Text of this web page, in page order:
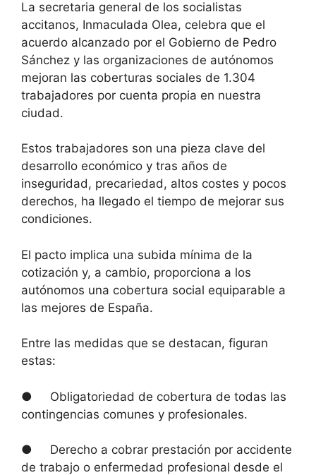
La secretaria general de los socialistas
accitanos, Inmaculada Olea, celebra que el
acuerdo alcanzado por el Gobierno de Pedro
Sánchez y las organizaciones de autónomos
mejoran las coberturas sociales de 1.304
trabajadores por cuenta propia en nuestra
ciudad.
Estos trabajadores son una pieza clave del
desarrollo económico y tras años de
inseguridad, precariedad, altos costes y pocos
derechos, ha llegado el tiempo de mejorar sus
condiciones.
El pacto implica una subida mínima de la
cotización y, a cambio, proporciona a los
autónomos una cobertura social equiparable a
las mejores de España.
Entre las medidas que se destacan, figuran
estas:
● Obligatoriedad de cobertura de todas las
contingencias comunes y profesionales.
● Derecho a cobrar prestación por accidente
de trabajo o enfermedad profesional desde el